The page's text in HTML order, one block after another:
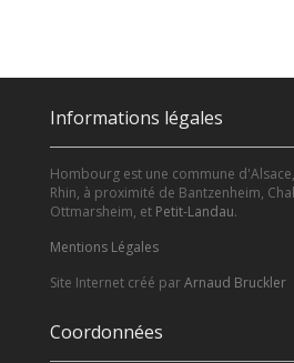
Informations légales
Hombourg est une commune
Rhin, à proximité de Bantzenheim,
Ottmarsheim, et Petit-Landau.
Mentions Légales
Site Internet créé parArnaud Bruckler
Coordonnées